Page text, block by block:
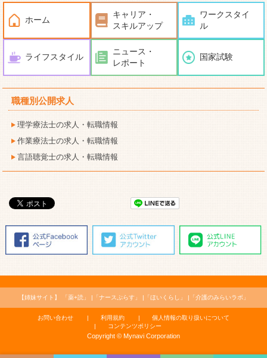
ホーム
キャリア・
スキルアップ
ワークスタイ
ル
ライフスタイル
ニュース・
レポート
国家試験
職種別公開求人
理学療法士の求人・転職情報
作業療法士の求人・転職情報
言語聴覚士の求人・転職情報
【姉妹サイト】 「薬+読」 「ナースぷらす」 「ほいくらし」 「介護のみらいラボ」
お問い合わせ 利用規約
個人情報の取り扱いについて
コンテンツポリシー
Copyright © Mynavi Corporation